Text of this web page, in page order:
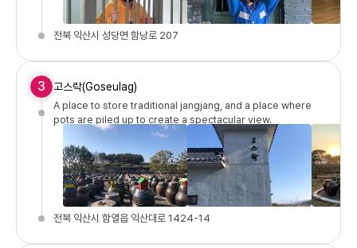
전북 익산시 성당면 함낭로 207
3 고스락(Goseulag)
A place to store traditional jangjang, and a place where
pots are piled up to create a spectacular view.
전북 익산시 함열읍 익산대로 1424-14